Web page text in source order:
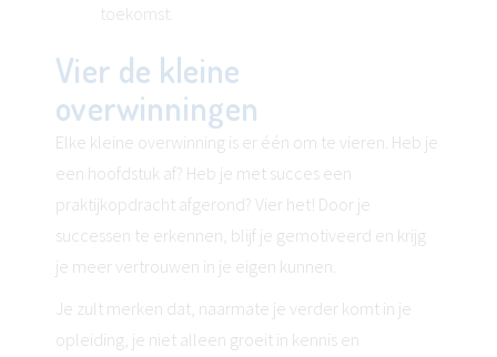
toekomst.
Vier de kleine
overwinningen
Elke kleine overwinning is er één om te vieren. Heb je
een hoofdstuk af? Heb je met succes een
praktijkopdracht afgerond? Vier het! Door je
successen te erkennen, blijf je gemotiveerd en krijg
je meer vertrouwen in je eigen kunnen.
Je zult merken dat, naarmate je verder komt in je
opleiding, je niet alleen groeit in kennis en